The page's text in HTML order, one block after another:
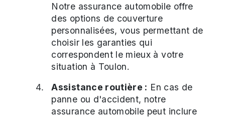
Notre assurance automobile offre
des options de couverture
personnalisées, vous permettant de
choisir les garanties qui
correspondent le mieux à votre
situation à Toulon.
Assistance routière : En cas de
panne ou d'accident, notre
assurance automobile peut inclure